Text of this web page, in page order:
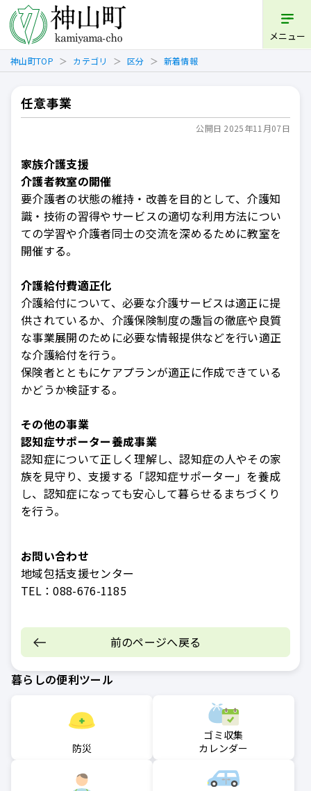
メニュー
神山町TOP カテゴリ 区分 新着情報
任意事業
公開日 2025年11月07日
家族介護支援
介護者教室の開催
要介護者の状態の維持・改善を目的として、介護知
識・技術の習得やサービスの適切な利用方法につい
ての学習や介護者同士の交流を深めるために教室を
開催する。
介護給付費適正化
介護給付について、必要な介護サービスは適正に提
供されているか、介護保険制度の趣旨の徹底や良質
な事業展開のために必要な情報提供などを行い適正
な介護給付を行う。
保険者とともにケアプランが適正に作成できている
かどうか検証する。
その他の事業
認知症サポーター養成事業
認知症について正しく理解し、認知症の人やその家
族を見守り、支援する「認知症サポーター」を養成
し、認知症になっても安心して暮らせるまちづくり
を行う。
お問い合わせ
地域包括支援センター
TEL：088-676-1185
前のページへ戻る
暮らしの便利ツール
防災
ゴミ収集
カレンダー